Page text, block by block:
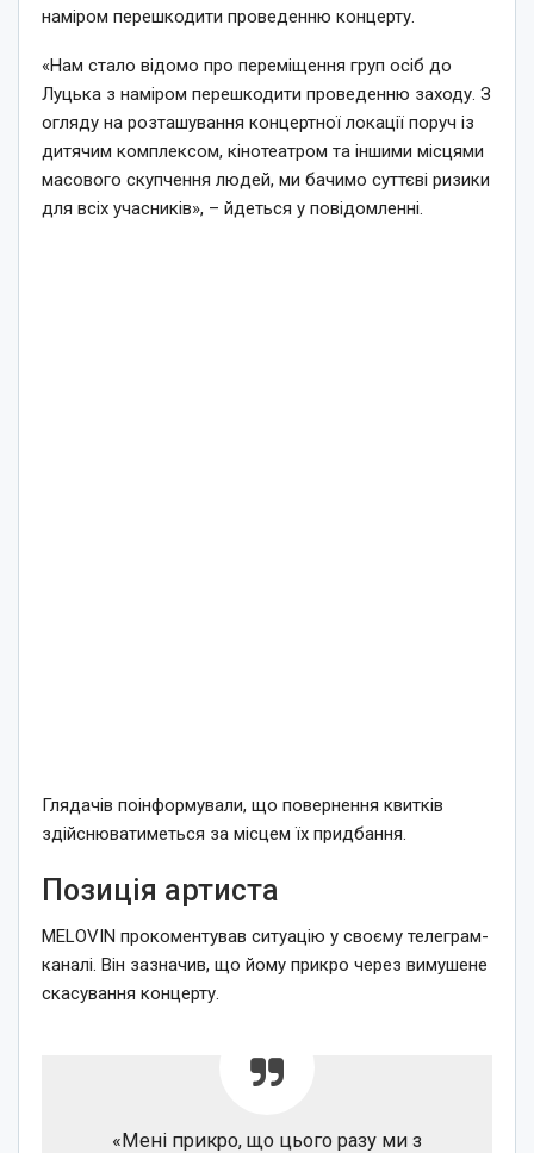
наміром перешкодити проведенню концерту.
«Нам стало відомо про переміщення груп осіб до
Луцька з наміром перешкодити проведенню заходу. З
огляду на розташування концертної локації поруч із
дитячим комплексом, кінотеатром та іншими місцями
масового скупчення людей, ми бачимо суттєві ризики
для всіх учасників», – йдеться у повідомленні.
Глядачів поінформували, що повернення квитків
здійснюватиметься за місцем їх придбання.
Позиція артиста
MELOVIN прокоментував ситуацію у своєму телеграм-
каналі. Він зазначив, що йому прикро через вимушене
скасування концерту.
«Мені прикро, що цього разу ми з